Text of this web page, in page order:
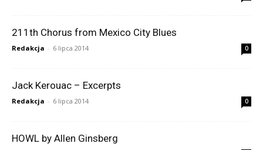
211th Chorus from Mexico City Blues
Redakcja - 6 lipca 2014 0
Jack Kerouac – Excerpts
Redakcja - 6 lipca 2014 0
HOWL by Allen Ginsberg